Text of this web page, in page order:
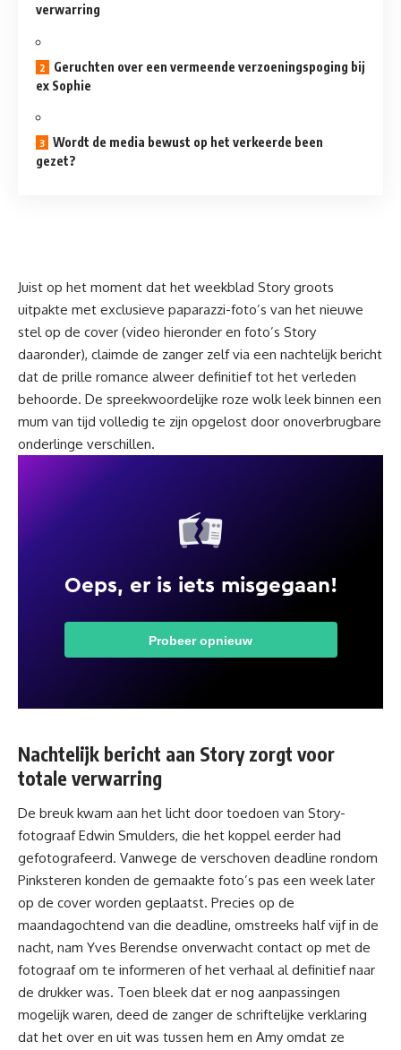
verwarring
Geruchten over een vermeende verzoeningspoging bij
ex Sophie
Wordt de media bewust op het verkeerde been
gezet?
Juist op het moment dat het weekblad Story groots
uitpakte met exclusieve paparazzi-foto’s van het nieuwe
stel op de cover (video hieronder en foto’s Story
daaronder), claimde de zanger zelf via een nachtelijk bericht
dat de prille romance alweer definitief tot het verleden
behoorde. De spreekwoordelijke roze wolk leek binnen een
mum van tijd volledig te zijn opgelost door onoverbrugbare
onderlinge verschillen.
Nachtelijk bericht aan Story zorgt voor
totale verwarring
De breuk kwam aan het licht door toedoen van Story-
fotograaf Edwin Smulders, die het koppel eerder had
gefotografeerd. Vanwege de verschoven deadline rondom
Pinksteren konden de gemaakte foto’s pas een week later
op de cover worden geplaatst. Precies op de
maandagochtend van die deadline, omstreeks half vijf in de
nacht, nam Yves Berendse onverwacht contact op met de
fotograaf om te informeren of het verhaal al definitief naar
de drukker was. Toen bleek dat er nog aanpassingen
mogelijk waren, deed de zanger de schriftelijke verklaring
dat het over en uit was tussen hem en Amy omdat ze